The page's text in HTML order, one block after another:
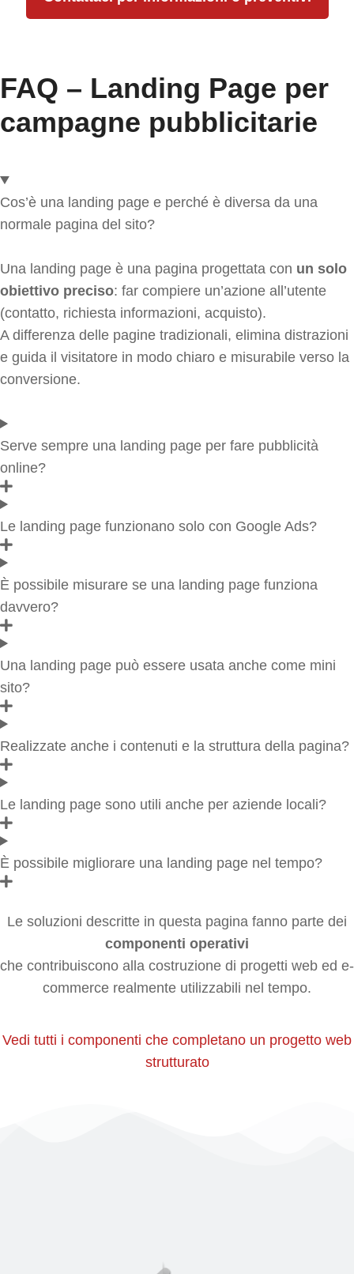
FAQ – Landing Page per
campagne pubblicitarie
Cos’è una landing page e perché è diversa da una
normale pagina del sito?
Una landing page è una pagina progettata con un solo
obiettivo preciso: far compiere un’azione all’utente
(contatto, richiesta informazioni, acquisto).
A differenza delle pagine tradizionali, elimina distrazioni
e guida il visitatore in modo chiaro e misurabile verso la
conversione.
Serve sempre una landing page per fare pubblicità
online?
Le landing page funzionano solo con Google Ads?
È possibile misurare se una landing page funziona
davvero?
Una landing page può essere usata anche come mini
sito?
Realizzate anche i contenuti e la struttura della pagina?
Le landing page sono utili anche per aziende locali?
È possibile migliorare una landing page nel tempo?
Le soluzioni descritte in questa pagina fanno parte dei
componenti operativi
che contribuiscono alla costruzione di progetti web ed e-
commerce realmente utilizzabili nel tempo.
Vedi tutti i componenti che completano un progetto web
strutturato